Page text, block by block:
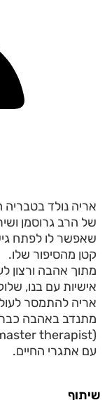
אריה נולד
של הרב גרוסמן
שאפשר לו לפתח
קטן מהסיפור שלו.
מתוך אהבה ורצון
אישיות עם בנו,
אריה להתמסר
עם אתגרי החיים.
שיתוף